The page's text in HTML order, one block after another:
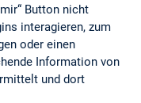
Button nicht
interagieren, zum
oder einen
Information von
und dort